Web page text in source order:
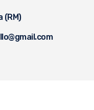
(RM)